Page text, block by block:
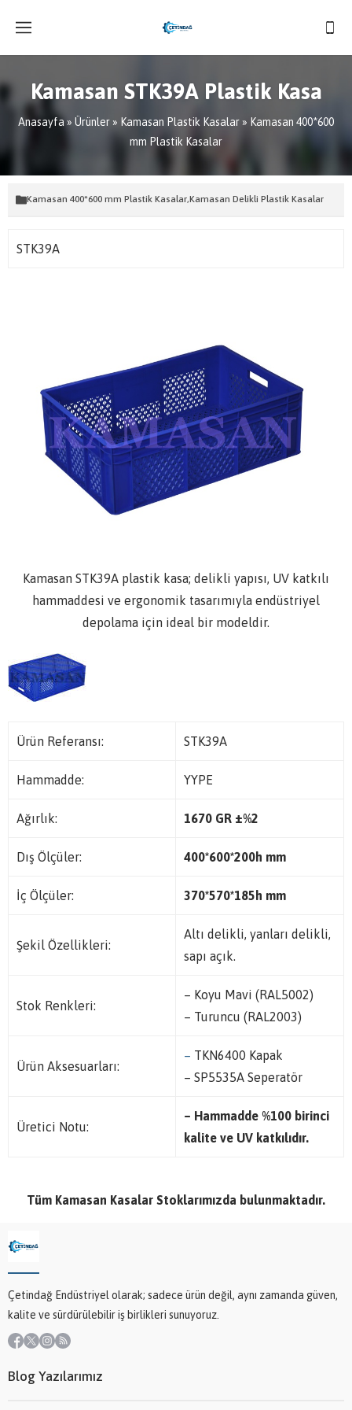
Kamasan STK39A Plastik Kasa
Anasayfa » Ürünler » Kamasan Plastik Kasalar» Kamasan 400*600
mm Plastik Kasalar
Kamasan 400*600 mm Plastik Kasalar,Kamasan Delikli Plastik Kasalar
STK39A
Kamasan STK39A plastik kasa; delikli yapısı, UV katkılı
hammaddesi ve ergonomik tasarımıyla endüstriyel
depolama için ideal bir modeldir.
Ürün Referansı: STK39A
Hammadde: YYPE
Ağırlık: 1670 GR ±%2
Dış Ölçüler: 400*600*200h mm
İç Ölçüler: 370*570*185h mm
Şekil Özellikleri:
Altı delikli, yanları delikli,
sapı açık.
Stok Renkleri:
– Koyu Mavi (RAL5002)
– Turuncu (RAL2003)
Ürün Aksesuarları:
– TKN6400 Kapak
– SP5535A Seperatör
Üretici Notu:
– Hammadde %100 birinci
kalite ve UV katkılıdır.
Tüm Kamasan Kasalar Stoklarımızda bulunmaktadır.
Çetindağ Endüstriyel olarak; sadece ürün değil, aynı zamanda güven,
kalite ve sürdürülebilir iş birlikleri sunuyoruz.
Blog Yazılarımız